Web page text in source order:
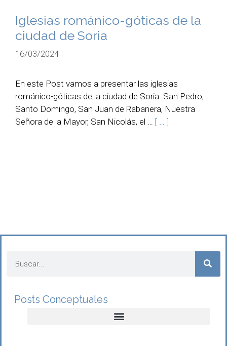
Iglesias románico-góticas de la
ciudad de Soria
16/03/2024
En este Post vamos a presentar las iglesias
románico-góticas de la ciudad de Soria: San Pedro,
Santo Domingo, San Juan de Rabanera, Nuestra
Señora de la Mayor, San Nicolás, el … [ … ]
Posts Conceptuales